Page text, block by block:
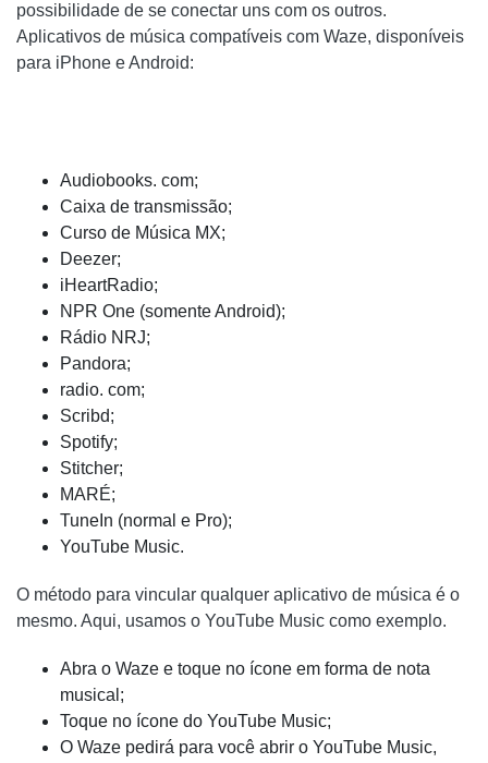
possibilidade de se conectar uns com os outros.
Aplicativos de música compatíveis com Waze, disponíveis
para iPhone e Android:
Audiobooks. com;
Caixa de transmissão;
Curso de Música MX;
Deezer;
iHeartRadio;
NPR One (somente Android);
Rádio NRJ;
Pandora;
radio. com;
Scribd;
Spotify;
Stitcher;
MARÉ;
TuneIn (normal e Pro);
YouTube Music.
O método para vincular qualquer aplicativo de música é o
mesmo. Aqui, usamos o YouTube Music como exemplo.
Abra o Waze e toque no ícone em forma de nota
musical;
Toque no ícone do YouTube Music;
O Waze pedirá para você abrir o YouTube Music,